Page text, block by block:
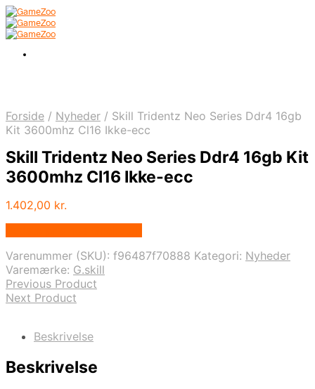
Forside / Nyheder / Skill Tridentz Neo Series Ddr4 16gb
Kit 3600mhz Cl16 Ikke-ecc
Skill Tridentz Neo Series Ddr4 16gb Kit
3600mhz Cl16 Ikke-ecc
1.402,00 kr.
Varenummer (SKU): f96487f70888 Kategori: Nyheder
Varemærke: G.skill
Previous Product
Next Product
Beskrivelse
Beskrivelse